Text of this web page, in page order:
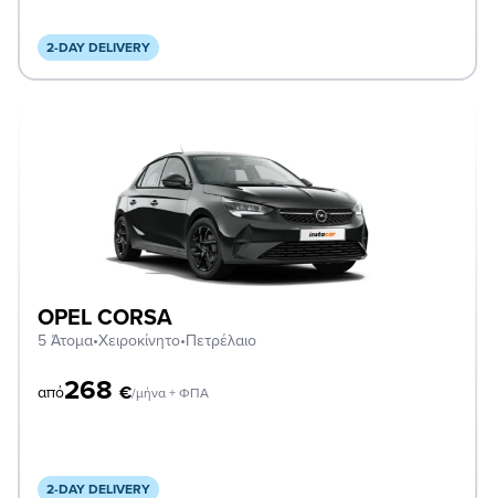
2-DAY DELIVERY
OPEL CORSA
5 Άτομα•Χειροκίνητο•Πετρέλαιο
από268 €/μήνα + ΦΠΑ
2-DAY DELIVERY